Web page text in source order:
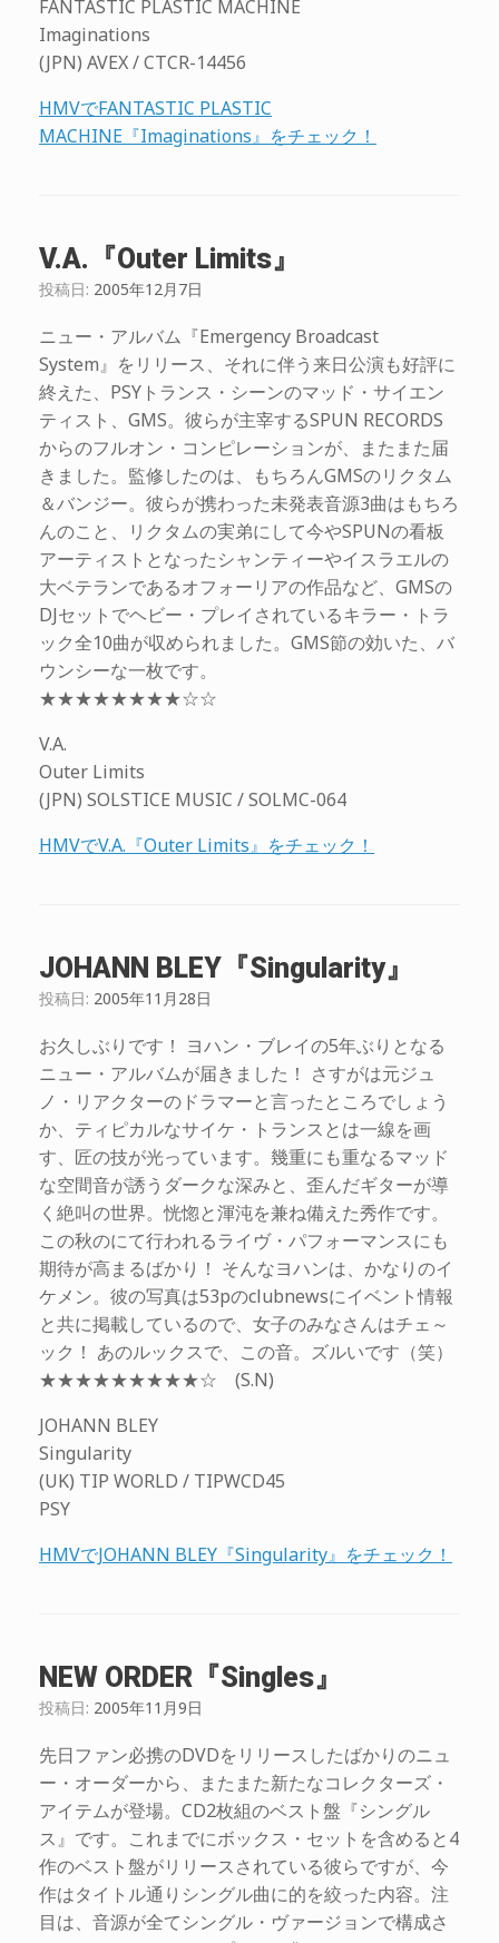
FANTASTIC PLASTIC MACHINE
Imaginations
(JPN) AVEX / CTCR-14456
HMVでFANTASTIC PLASTIC
MACHINE『Imaginations』をチェック！
V.A.『Outer Limits』
投稿日: 2005年12月7日
ニュー・アルバム『Emergency Broadcast
System』をリリース、それに伴う来日公演も好評に
終えた、PSYトランス・シーンのマッド・サイエン
ティスト、GMS。彼らが主宰するSPUN RECORDS
からのフルオン・コンピレーションが、またまた届
きました。監修したのは、もちろんGMSのリクタム
＆バンジー。彼らが携わった未発表音源3曲はもちろ
んのこと、リクタムの実弟にして今やSPUNの看板
アーティストとなったシャンティーやイスラエルの
大ベテランであるオフォーリアの作品など、GMSの
DJセットでヘビー・プレイされているキラー・トラ
ック全10曲が収められました。GMS節の効いた、バ
ウンシーな一枚です。
★★★★★★★★☆☆
V.A.
Outer Limits
(JPN) SOLSTICE MUSIC / SOLMC-064
HMVでV.A.『Outer Limits』をチェック！
JOHANN BLEY『Singularity』
投稿日: 2005年11月28日
お久しぶりです！ ヨハン・ブレイの5年ぶりとなる
ニュー・アルバムが届きました！ さすがは元ジュ
ノ・リアクターのドラマーと言ったところでしょう
か、ティピカルなサイケ・トランスとは一線を画
す、匠の技が光っています。幾重にも重なるマッド
な空間音が誘うダークな深みと、歪んだギターが導
く絶叫の世界。恍惚と渾沌を兼ね備えた秀作です。
この秋のにて行われるライヴ・パフォーマンスにも
期待が高まるばかり！ そんなヨハンは、かなりのイ
ケメン。彼の写真は53pのclubnewsにイベント情報
と共に掲載しているので、女子のみなさんはチェ～
ック！ あのルックスで、この音。ズルいです（笑）
★★★★★★★★★☆ (S.N)
JOHANN BLEY
Singularity
(UK) TIP WORLD / TIPWCD45
PSY
HMVでJOHANN BLEY『Singularity』をチェック！
NEW ORDER『Singles』
投稿日: 2005年11月9日
先日ファン必携のDVDをリリースしたばかりのニュ
ー・オーダーから、またまた新たなコレクターズ・
アイテムが登場。CD2枚組のベスト盤『シングル
ス』です。これまでにボックス・セットを含めると4
作のベスト盤がリリースされている彼らですが、今
作はタイトル通りシングル曲に的を絞った内容。注
目は、音源が全てシングル・ヴァージョンで構成さ